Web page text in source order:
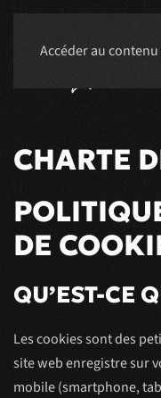
Accéder au
CHARTE
DE
QU’EST-CE
Les cookies sont des
site web enregistre sur
mobile (smartphone,